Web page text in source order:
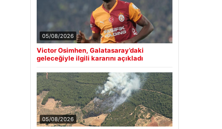
05/08/2026
Victor Osimhen, Galatasaray’daki
geleceğiyle ilgili kararını açıkladı
05/08/2026